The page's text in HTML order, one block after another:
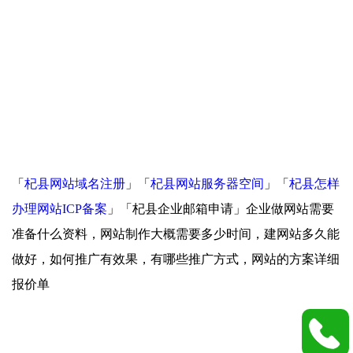
「 杞县网站域名注册 」「 杞县网站服务器空间 」「 杞县怎样
办理网站ICP备案 」「杞县企业邮箱申请」企业做网站需要
准备什么资料，网站制作大概需要多少时间，建网站多久能
做好，如何推广有效果，有哪些推广方式，网站的方案详细
报价单